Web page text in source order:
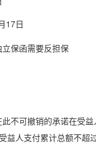
17日
保函需要反担保
不可撤销的承诺在受
益人支付累计总额不超